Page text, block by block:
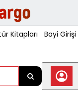
Kitapları Bayi Girişi